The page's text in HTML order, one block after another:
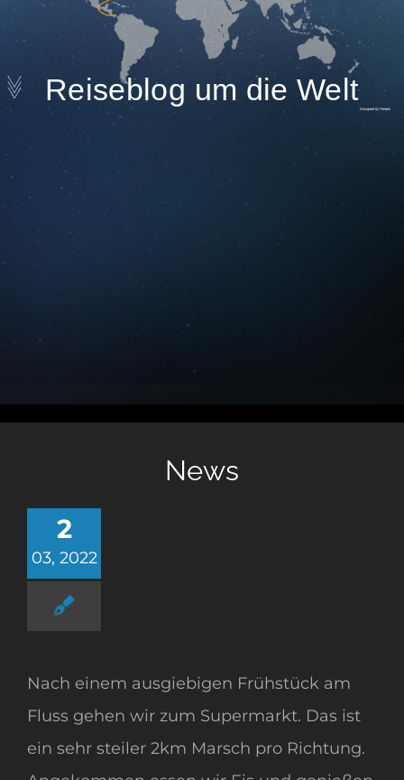
Designed by Freepik
Reiseblog um die Welt
News
2
03, 2022
Nach einem ausgiebigen Frühstück am
Fluss gehen wir zum Supermarkt. Das ist
ein sehr steiler 2km Marsch pro Richtung.